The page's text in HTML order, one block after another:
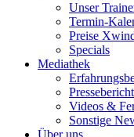
Unser
Termin-
Preise
Specials
Mediathek
Videos &
Sonstige
Über uns